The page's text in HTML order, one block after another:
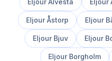
Eljour Alvesta Eljour
Eljour Åstorp Eljour
Eljour Bjuv Eljour
Eljour Borgholm